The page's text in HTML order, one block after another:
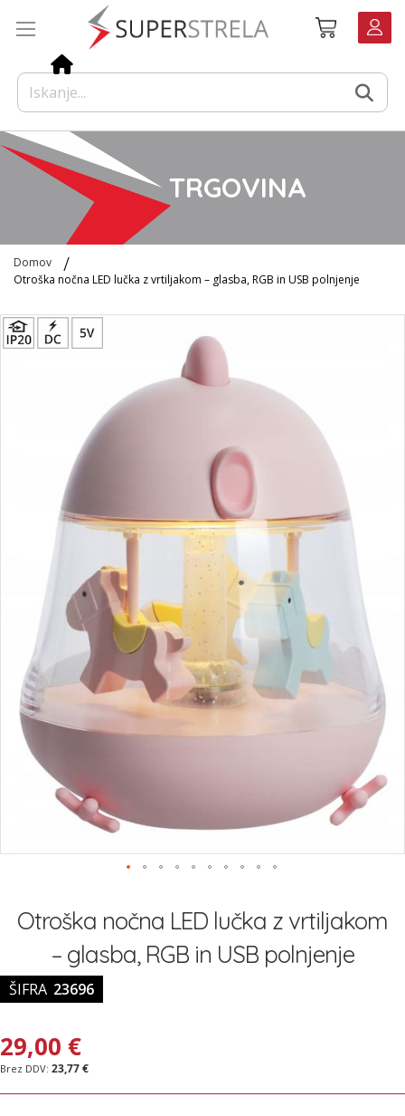
Košarica
TRGOVINA
Domov
Otroška nočna LED lučka z vrtiljakom – glasba, RGB in USB polnjenje
Preskoči
na
začetek
Otroška nočna LED lučka z vrtiljakom
– glasba, RGB in USB polnjenje
ŠIFRA 23696
29,00 €
23,77 €